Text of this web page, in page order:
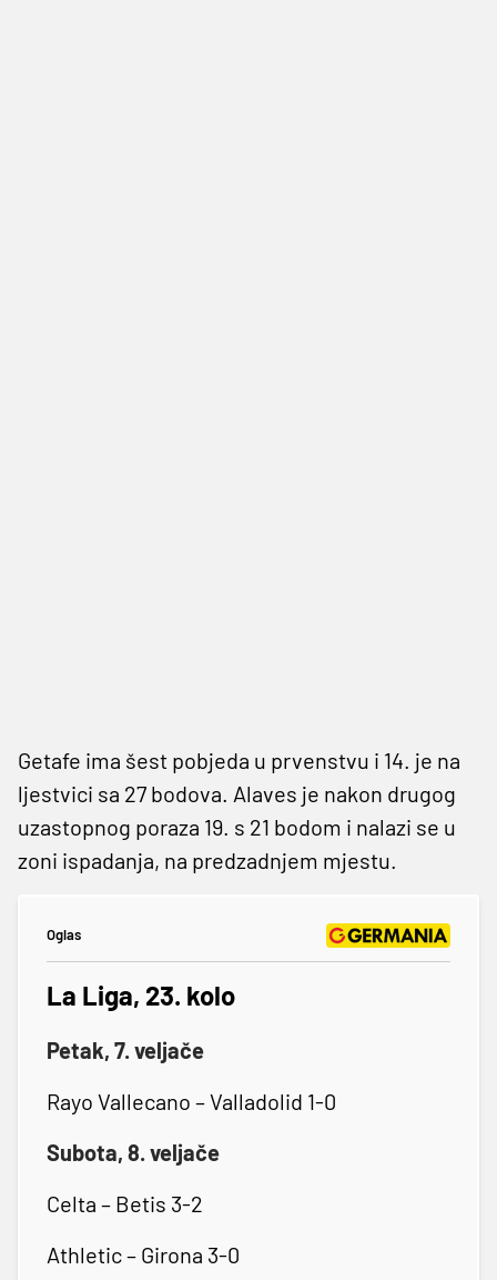
Getafe ima šest pobjeda u prvenstvu i 14. je na
ljestvici sa 27 bodova. Alaves je nakon drugog
uzastopnog poraza 19. s 21 bodom i nalazi se u
zoni ispadanja, na predzadnjem mjestu.
Oglas
La Liga, 23. kolo
Petak, 7. veljače
Rayo Vallecano – Valladolid 1-0
Subota, 8. veljače
Celta – Betis 3-2
Athletic – Girona 3-0